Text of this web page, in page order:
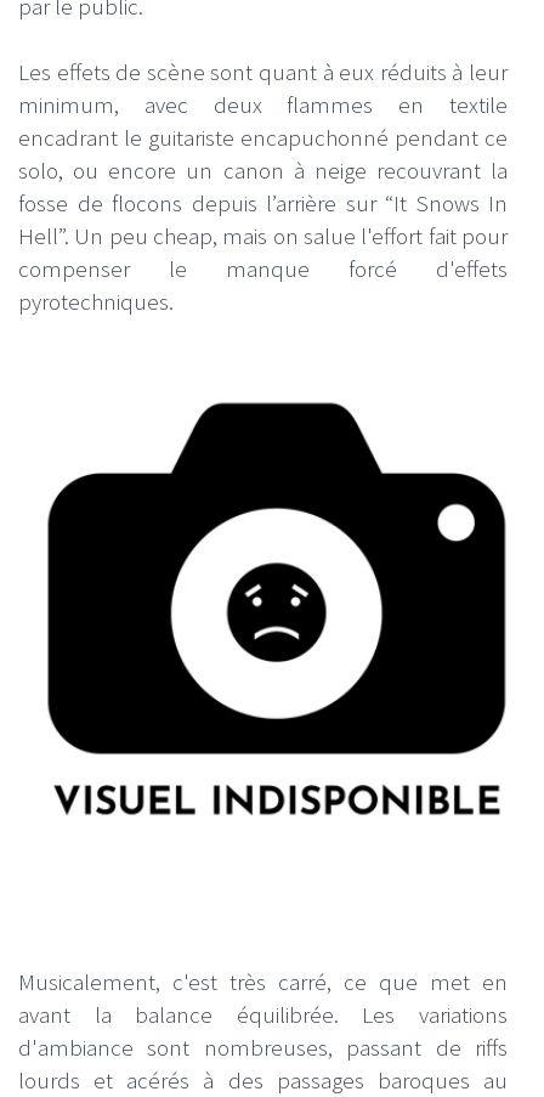
Les effets de scène sont quant à eux réduits à leur
minimum, avec deux flammes en textile
encadrant le guitariste encapuchonné pendant ce
solo, ou encore un canon à neige recouvrant la
fosse de flocons depuis l’arrière sur “It Snows In
Hell”. Un peu cheap, mais on salue l'effort fait pour
compenser le manque forcé d'effets
pyrotechniques.
Musicalement, c'est très carré, ce que met en
avant la balance équilibrée. Les variations
d'ambiance sont nombreuses, passant de riffs
lourds et acérés à des passages baroques au